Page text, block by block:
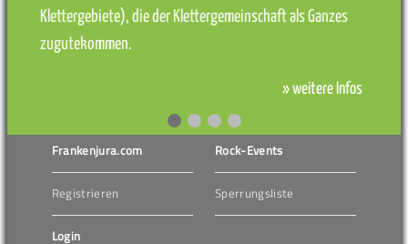
Klettergebiete), die der Klettergemeinschaft als Ganzes
zugutekommen.
» weitere Infos
Frankenjura.com
Registrieren
Login
Rock-Events
Sperrungsliste